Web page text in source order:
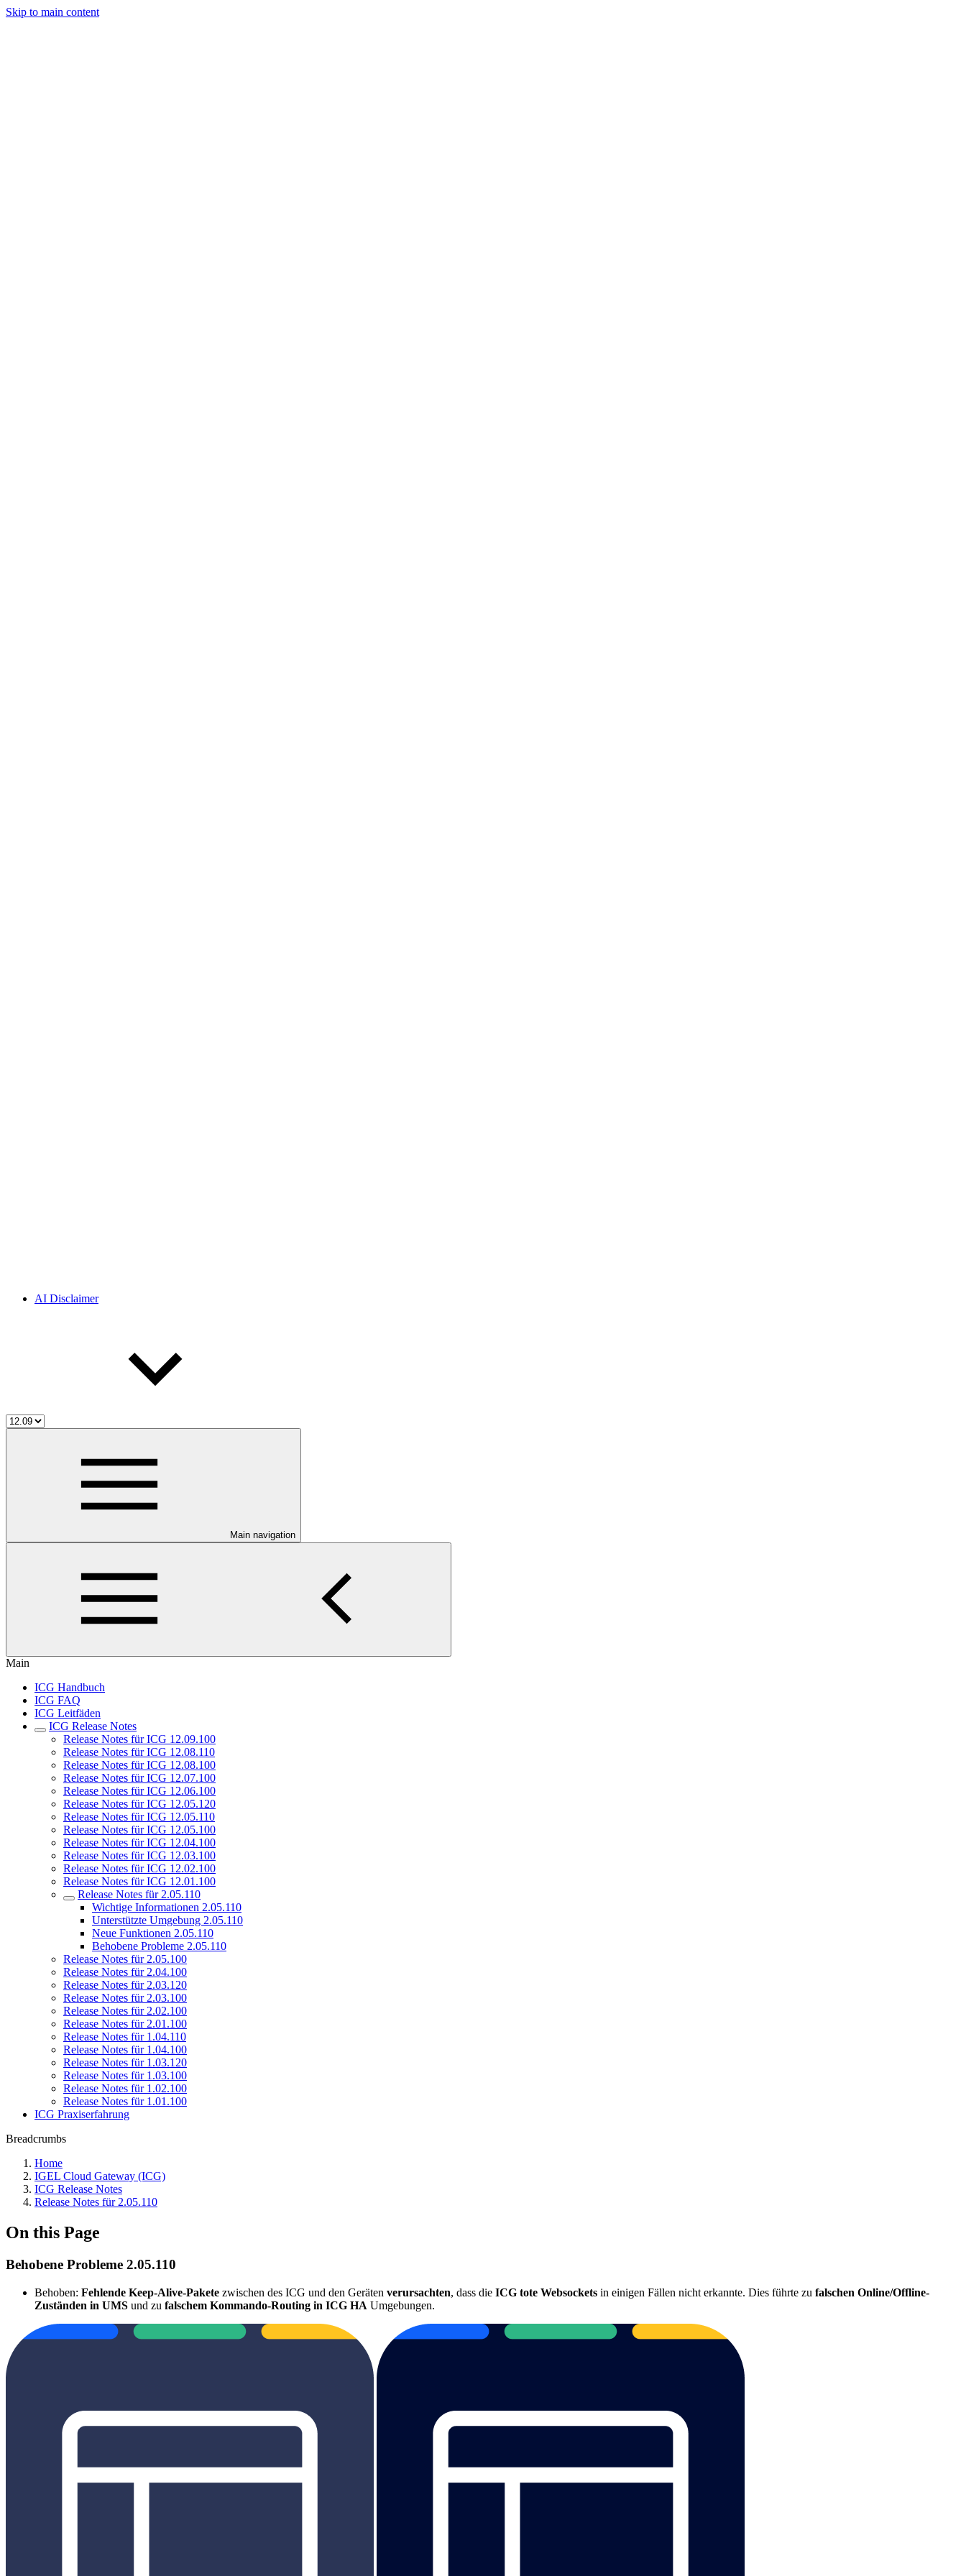
Skip to main content
AI Disclaimer
Main navigation
Main
ICG Handbuch
ICG FAQ
ICG Leitfäden
ICG Release Notes
Release Notes für ICG 12.09.100
Release Notes für ICG 12.08.110
Release Notes für ICG 12.08.100
Release Notes für ICG 12.07.100
Release Notes für ICG 12.06.100
Release Notes für ICG 12.05.120
Release Notes für ICG 12.05.110
Release Notes für ICG 12.05.100
Release Notes für ICG 12.04.100
Release Notes für ICG 12.03.100
Release Notes für ICG 12.02.100
Release Notes für ICG 12.01.100
Release Notes für 2.05.110
Wichtige Informationen 2.05.110
Unterstützte Umgebung 2.05.110
Neue Funktionen 2.05.110
Behobene Probleme 2.05.110
Release Notes für 2.05.100
Release Notes für 2.04.100
Release Notes für 2.03.120
Release Notes für 2.03.100
Release Notes für 2.02.100
Release Notes für 2.01.100
Release Notes für 1.04.110
Release Notes für 1.04.100
Release Notes für 1.03.120
Release Notes für 1.03.100
Release Notes für 1.02.100
Release Notes für 1.01.100
ICG Praxiserfahrung
Breadcrumbs
Home
IGEL Cloud Gateway (ICG)
ICG Release Notes
Release Notes für 2.05.110
On this Page
Behobene Probleme 2.05.110
Behoben: Fehlende Keep-Alive-Pakete zwischen des ICG und den Geräten verursachten, dass die ICG tote Websockets in einigen Fällen nicht erkannte. Dies führte zu falschen Online/Offline-
Zuständen in UMS und zu falschem Kommando-Routing in ICG HA Umgebungen.